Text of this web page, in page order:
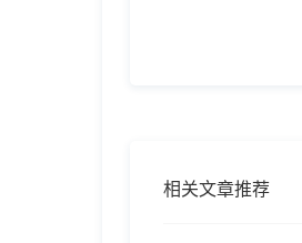
相关文章推荐